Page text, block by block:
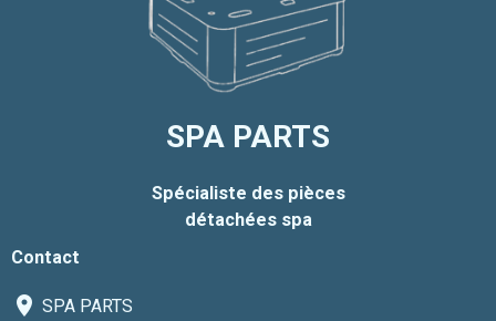
SPA PARTS
Spécialiste des pièces
détachées spa
Contact
SPA PARTS